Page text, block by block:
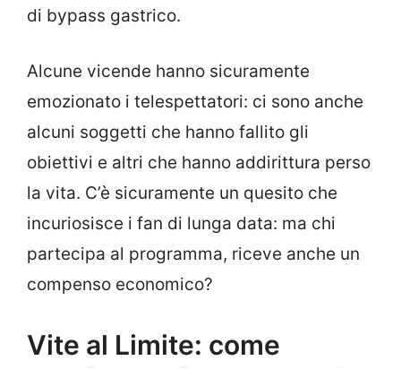
di bypass gastrico.
Alcune vicende hanno sicuramente
emozionato i telespettatori: ci sono anche
alcuni soggetti che hanno fallito gli
obiettivi e altri che hanno addirittura perso
la vita. C’è sicuramente un quesito che
incuriosisce i fan di lunga data: ma chi
partecipa al programma, riceve anche un
compenso economico?
Vite al Limite: come